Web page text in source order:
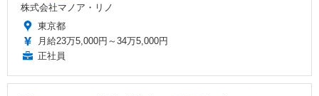
株式会社マノア・リノ
東京都
月給23万5,000円～34万5,000円
正社員